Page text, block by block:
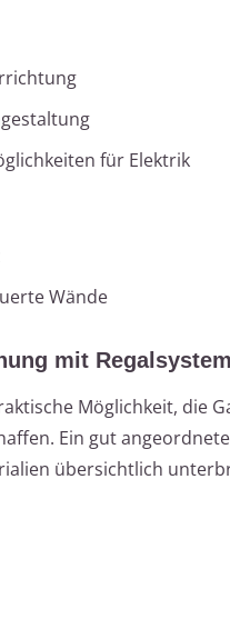
für Elektrik
Wände
mit
Möglichkeit, die
Ein gut
übersichtlich